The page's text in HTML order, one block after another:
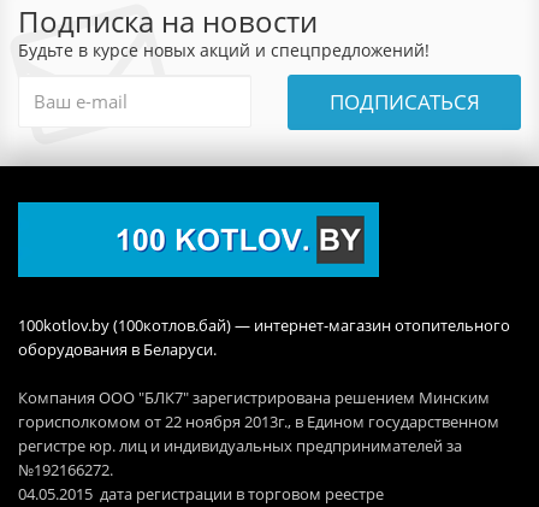
Подписка на новости
Будьте в курсе новых акций и спецпредложений!
ПОДПИСАТЬСЯ
100kotlov.by (100котлов.бай) — интернет-магазин отопительного
оборудования в Беларуси.
Компания ООО "БЛК7" зарегистрирована решением Минским
горисполкомом от 22 ноября 2013г., в Едином государственном
регистре юр. лиц и индивидуальных предпринимателей за
№192166272.
04.05.2015 дата регистрации в торговом реестре